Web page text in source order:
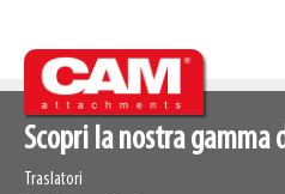
Scopri la nostra
Traslatori